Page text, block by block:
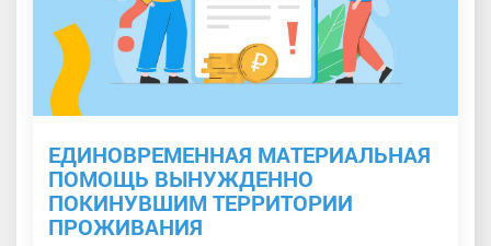
ЕДИНОВРЕМЕННАЯ МАТЕРИАЛЬНАЯ
ПОМОЩЬ ВЫНУЖДЕННО
ПОКИНУВШИМ ТЕРРИТОРИИ
ПРОЖИВАНИЯ